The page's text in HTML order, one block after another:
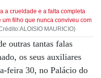
a crueldade e a falta completa
filho que nunca conviveu com
MAURICIO)
outras tantas falas
os seus auxiliares
feira 30, no Palácio do